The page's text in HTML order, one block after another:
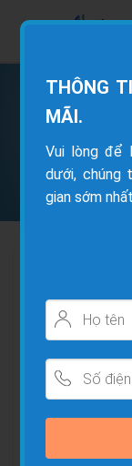
TRANG CHỦ
Nguyên
Hiểu
Sụn khớp là
khớp vận
thời gian, sụn
không điều trị
Vậynguyên
nguy cơ
xương khớp
THÔNG
MÃI.
Vui lòng để
dưới, chúng
gian sớm